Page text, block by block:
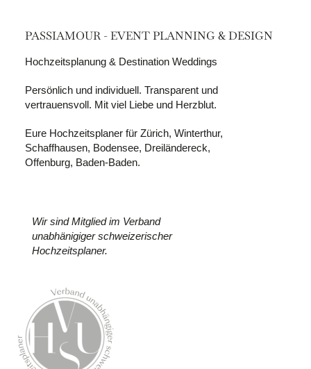
PASSIAMOUR - EVENT PLANNING & DESIGN
Hochzeitsplanung & Destination Weddings
Persönlich und individuell. Transparent und
vertrauensvoll. Mit viel Liebe und Herzblut.
Eure Hochzeitsplaner für Zürich, Winterthur,
Schaffhausen, Bodensee, Dreiländereck,
Offenburg, Baden-Baden.
Wir sind Mitglied im Verband
unabhänigiger schweizerischer
Hochzeitsplaner.